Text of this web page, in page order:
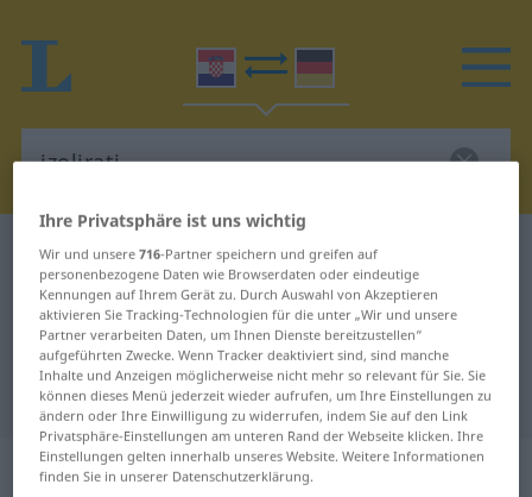
Kroatisch-Deutsch Wörterbuch izolirati
Kroatisch-Deutsch Übersetzung für
"izolirati"
"izolirati" Deutsch Übersetzung
„izolirati“
Ihre Privatsphäre ist uns wichtig
Wir und unsere716-Partner speichern und greifen auf
personenbezogene Daten wie Browserdaten oder eindeutige
Kennungen auf Ihrem Gerät zu. Durch Auswahl von Akzeptieren
aktivieren Sie Tracking-Technologien für die unter „Wir und unsere
Partner verarbeiten Daten, um Ihnen Dienste bereitzustellen“
aufgeführten Zwecke. Wenn Tracker deaktiviert sind, sind manche
Inhalte und Anzeigen möglicherweise nicht mehr so relevant für Sie. Sie
können dieses Menü jederzeit wieder aufrufen, um Ihre Einstellungen zu
ändern oder Ihre Einwilligung zu widerrufen, indem Sie auf den Link
Privatsphäre-Einstellungen am unteren Rand der Webseite klicken. Ihre
Einstellungen gelten innerhalb unseres Website. Weitere Informationen
finden Sie in unserer Datenschutzerklärung.